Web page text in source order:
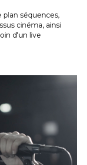
plan séquences,
cinéma, ainsi
d'un live